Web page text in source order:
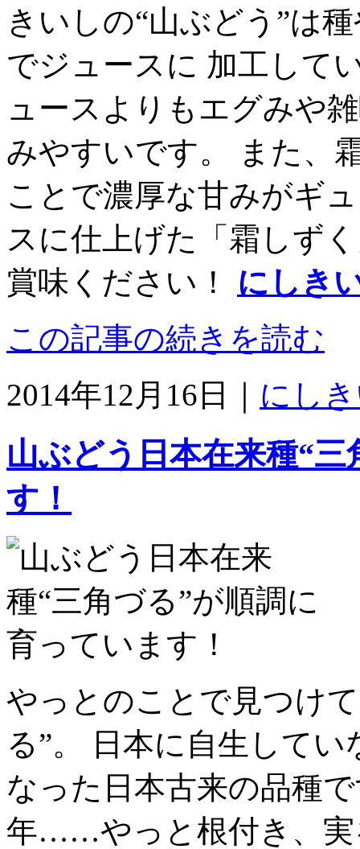
きいしの“山ぶどう”は
でジュースに 加工して
ュースよりもエグみや
みやすいです。 また、
ことで濃厚な甘みがギ
スに仕上げた「霜しず
賞味ください！ にしき
この記事の続きを読む
2014年12月16日｜ にし
山ぶどう日本在来種“
す！
やっとのことで見つけ
る”。 日本に自生して
なった日本古来の品種
年……やっと根付き、実